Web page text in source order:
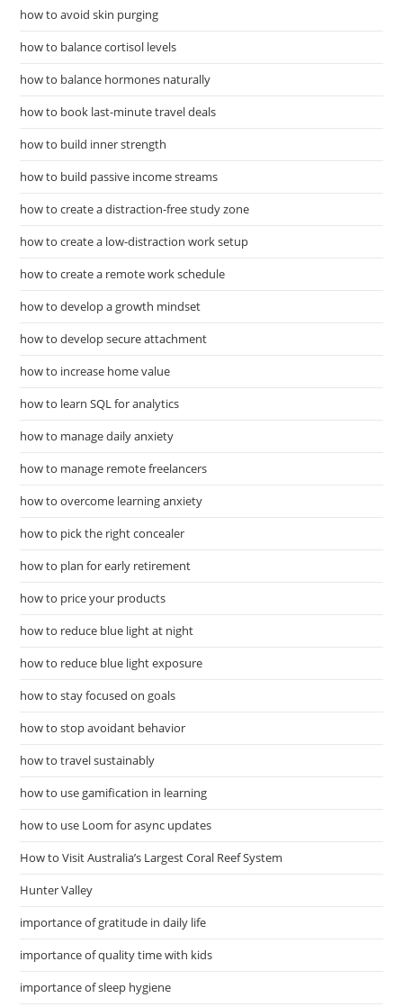
how to avoid skin purging
how to balance cortisol levels
how to balance hormones naturally
how to book last-minute travel deals
how to build inner strength
how to build passive income streams
how to create a distraction-free study zone
how to create a low-distraction work setup
how to create a remote work schedule
how to develop a growth mindset
how to develop secure attachment
how to increase home value
how to learn SQL for analytics
how to manage daily anxiety
how to manage remote freelancers
how to overcome learning anxiety
how to pick the right concealer
how to plan for early retirement
how to price your products
how to reduce blue light at night
how to reduce blue light exposure
how to stay focused on goals
how to stop avoidant behavior
how to travel sustainably
how to use gamification in learning
how to use Loom for async updates
How to Visit Australia’s Largest Coral Reef System
Hunter Valley
importance of gratitude in daily life
importance of quality time with kids
importance of sleep hygiene